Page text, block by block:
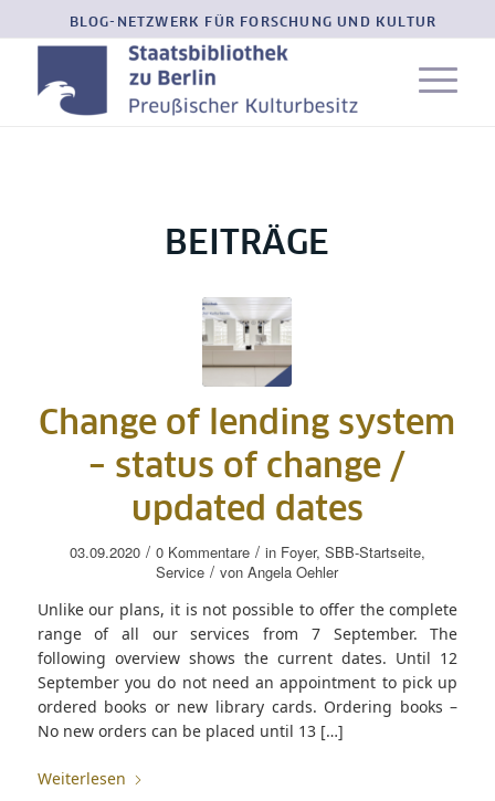
BLOG-NETZWERK FÜR FORSCHUNG UND KULTUR
BEITRÄGE
Change of lending system
– status of change /
updated dates
03.09.2020 / 0 Kommentare / in Foyer, SBB-Startseite,
Service / vonAngela Oehler
Unlike our plans, it is not possible to offer the complete
range of all our services from 7 September. The
following overview shows the current dates. Until 12
September you do not need an appointment to pick up
ordered books or new library cards. Ordering books –
No new orders can be placed until 13 […]
Weiterlesen